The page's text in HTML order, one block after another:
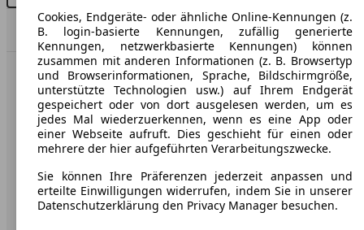
Nach Oben
AutoScout24: Europaweit der größte Online-Automarkt.
Unternehmen
Presse
Cookies, Endgeräte- oder ähnliche Online-Kennungen (z.
B. login-basierte Kennungen, zufällig generierte
Kennungen, netzwerkbasierte Kennungen) können
zusammen mit anderen Informationen (z. B. Browsertyp
und Browserinformationen, Sprache, Bildschirmgröße,
unterstützte Technologien usw.) auf Ihrem Endgerät
gespeichert oder von dort ausgelesen werden, um es
jedes Mal wiederzuerkennen, wenn es eine App oder
einer Webseite aufruft. Dies geschieht für einen oder
mehrere der hier aufgeführten Verarbeitungszwecke.
Sie können Ihre Präferenzen jederzeit anpassen und
erteilte Einwilligungen widerrufen, indem Sie in unserer
Datenschutzerklärung den Privacy Manager besuchen.